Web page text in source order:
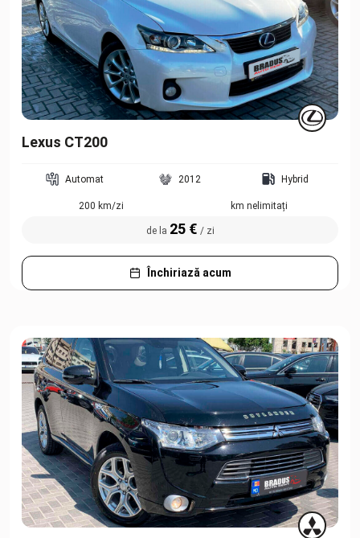
Lexus CT200
Automat 2012 Hybrid
200 km/zi km nelimitați
de la 25 € / zi
Închiriază acum